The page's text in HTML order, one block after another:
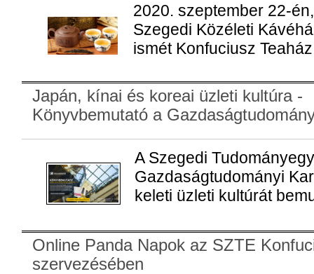
2020. szeptember 22-
Szegedi Közéleti
ismét Konfuciusz
Japán, kínai és koreai üzleti kultúra -
Könyvbemutató a
A Szegedi
Gazdaságtudományi
keleti üzleti kultúrát
Online Panda Napok az SZTE
szervezésében